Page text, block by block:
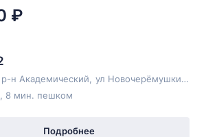
₽
р-н Академический
ул Новочерёмушкинская
, 8 мин. пешком
Подробнее